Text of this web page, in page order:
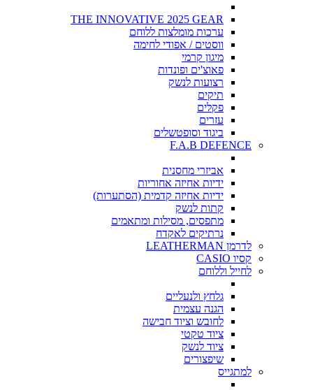
THE INNOVATIVE 2025 GEAR
ערכות מומלצות ללוחם
ווסטים / אפודי לחימה
מיגון קרמי
פאוצ'ים ופונדות
רצועות לנשק
תיקים
פקלים
עזרים
ביגוד וסופטשלים
F.A.B DEFENCE
אביזרי מחסנית
ידיות אחיזה אחוריות
ידיות אחיזה קדמית (הסתערות)
קתות לנשק
מתפסים, מסילות ומתאמים
נרתיקים לאקדח
לדרמן LEATHERMAN
קסיו CASIO
לחייל וללוחם
גלחץ ולנעליים
הגנה עצמית
לחובש וציוד חבישה
ציוד טקטי
ציוד לנשק
שיפצורים
למתגייס